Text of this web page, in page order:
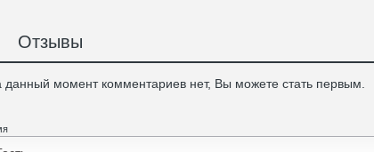
Отзывы
данный момент комментариев нет, Вы можете стать первым.